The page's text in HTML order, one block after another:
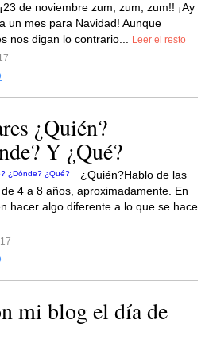
de noviembre zum, zum, zum!! ¡Ay
un mes para Navidad! Aunque
nos digan lo contrario...
Leer el resto
¿Quién?
Y ¿Qué?
¿Quién?Hablo de las
4 a 8 años, aproximadamente. En
hacer algo diferente a lo que se hace
mi blog el día de